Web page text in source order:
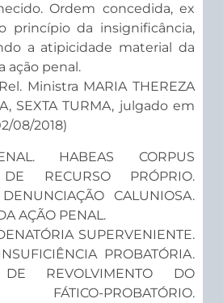
Ordem concedida, ex
princípio da insignificância,
a atipicidade material da
ação penal.
Ministra MARIA THEREZA
SEXTA TURMA, julgado em
08/2018)
HABEAS CORPUS
DE RECURSO PRÓPRIO.
CALUNIOSA.
AÇÃO PENAL.
SUPERVENIENTE.
PROBATÓRIA.
DE REVOLVIMENTO DO
PROBATÓRIO.